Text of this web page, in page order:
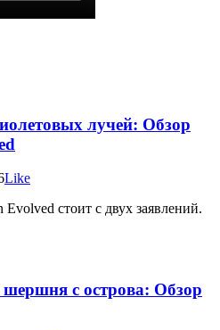
лучей: Обзор
Like
стоит с двух заявлений.
шершня с острова: Обзор